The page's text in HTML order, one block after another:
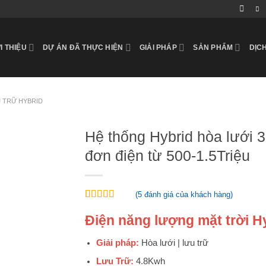
THIỆU DỰ ÁN ĐÃ THỰC HIỆN GIẢI PHÁP SẢN PHẨM
TRỮ HYBRID
Hệ thống Hybrid hòa lưới
đơn điện từ 500-1.5Triệu
dựa trên
đánh giá
(5 đánh giá của khách hàng)
Điện năng lượng mặt trời
Giải pháp: Hòa lưới | lưu trữ
Lưu Trữ:4.8Kwh